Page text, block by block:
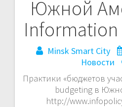
Южной
Information
Minsk Smart City
Новости
Практики «бюджетов
budgeting в
http://
по
записям